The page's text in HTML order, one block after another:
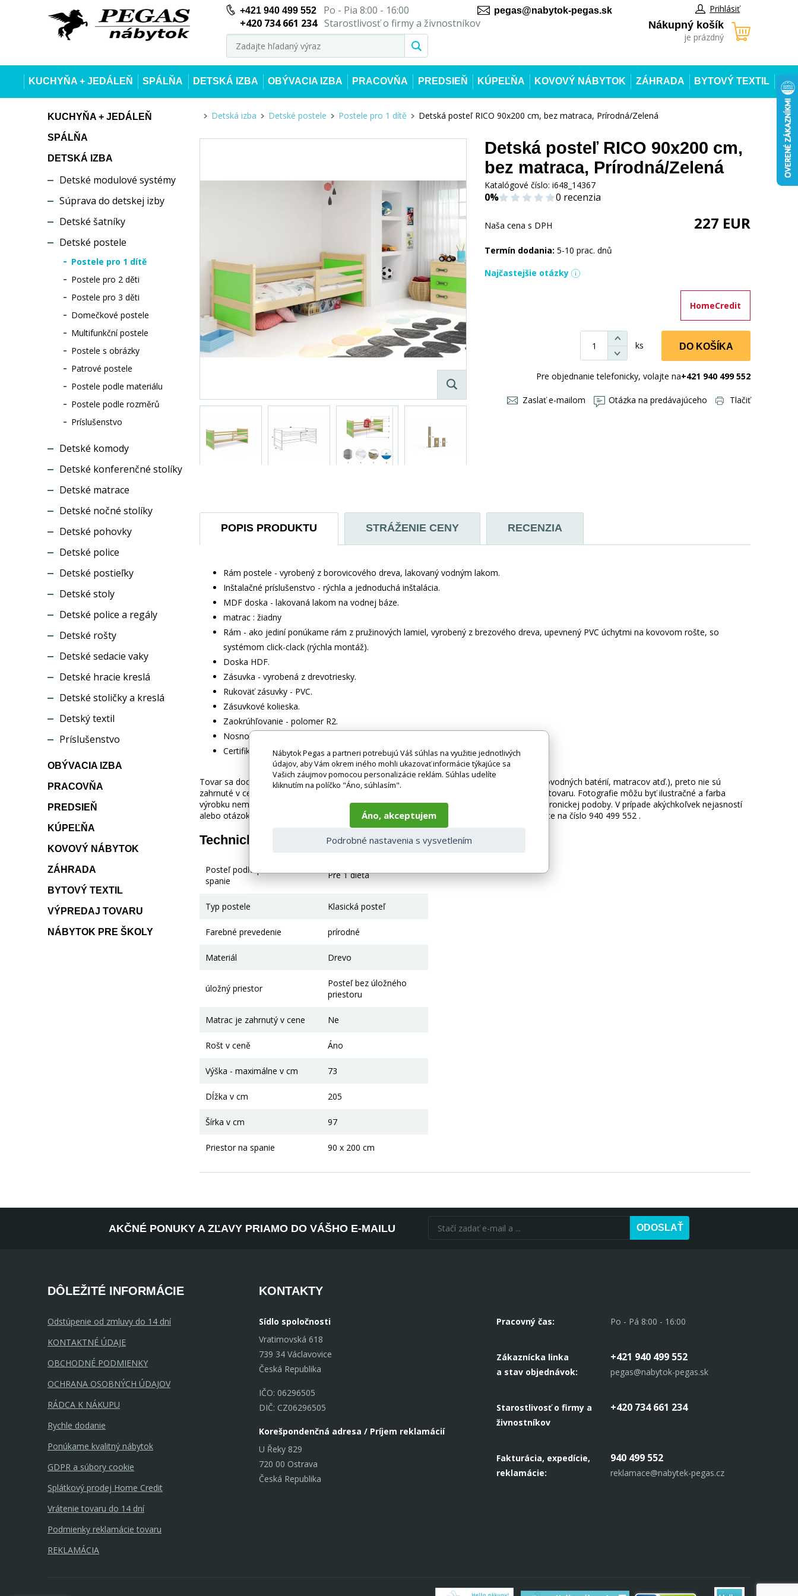
+421 940 499 552
Po - Pia 8:00 - 16:00
+420 734 661 234 Starostlivosť o firmy a živnostníkov
pegas@nabytok-pegas.sk Prihlásiť
Nákupný košík
je prázdný
KUCHYŇA + JEDÁLEŇ SPÁLŇA DETSKÁ IZBA OBÝVACIA IZBA PRACOVŇA PREDSIEŇ KÚPEĽŇA KOVOVÝ NÁBYTOK ZÁHRADA BYTOVÝ TEXTIL
KUCHYŇA + JEDÁLEŇ
SPÁLŇA
DETSKÁ IZBA
Detské modulové systémy
Súprava do detskej izby
Detské šatníky
Detské postele
Postele pro 1 dítě
Postele pro 2 děti
Postele pro 3 děti
Domečkové postele
Multifunkční postele
Postele s obrázky
Patrové postele
Postele podle materiálu
Postele podle rozměrů
Príslušenstvo
Detské komody
Detské konferenčné stolíky
Detské matrace
Detské nočné stolíky
Detské pohovky
Detské police
Detské postieľky
Detské stoly
Detské police a regály
Detské rošty
Detské sedacie vaky
Detské hracie kreslá
Detské stoličky a kreslá
Detský textil
Príslušenstvo
OBÝVACIA IZBA
PRACOVŇA
PREDSIEŇ
KÚPEĽŇA
KOVOVÝ NÁBYTOK
ZÁHRADA
BYTOVÝ TEXTIL
VÝPREDAJ TOVARU
NÁBYTOK PRE ŠKOLY
Detská izba Detské postele Postele pro 1 dítě Detská posteľ RICO 90x200 cm, bez matraca, Prírodná/Zelená
Detská posteľ RICO 90x200 cm,
bez matraca, Prírodná/Zelená
Katalógové číslo: i648_14367
0% 0 recenzia
Naša cena s DPH 227 EUR
Termín dodania: 5-10 prac. dnů
Najčastejšie otázky
HomeCredit
ks DO KOŠÍKA
Pre objednanie telefonicky, volajte na+421 940 499 552
Zaslať e-mailom Otázka na predávajúceho Tlačiť
POPIS PRODUKTU STRÁŽENIE CENY RECENZIA
Rám postele - vyrobený z borovicového dreva, lakovaný vodným lakom.
Inštalačné príslušenstvo - rýchla a jednoduchá inštalácia.
MDF doska - lakovaná lakom na vodnej báze.
matrac : žiadny
Rám - ako jediní ponúkame rám z pružinových lamiel, vyrobený z brezového dreva, upevnený PVC úchytmi na kovovom rošte, so
systémom click-clack (rýchla montáž).
Doska HDF.
Zásuvka - vyrobená z drevotriesky.
Rukoväť zásuvky - PVC.
Zásuvkové kolieska.
Zaokrúhľovanie - polomer R2.
Nosnosť - 100 kg.
Certifikovaná posteľ - kvalita a bezpečnosť podľa noriem TUV.
Tovar sa dodáva bez príslušenstva a dekorácií (napr. textilných doplnkov, spotrebičov, vodovodných batérií, matracov atď.), preto nie sú
zahrnuté v cene. Tovar sa zvyčajne dodáva v demontovanom stave v závislosti od povahy tovaru. Fotografie môžu byť ilustračné a farba
výrobku nemusí zodpovedať skutočnosti z dôvodu nastavenia monitora a prevodu do elektronickej podoby. V prípade akýchkoľvek nejasností
alebo otázok kontaktujte naše klientske centrum: pegas@nabytok-pegas.sk , alebo zavolajte na číslo 940 499 552 .
Technické parametre
Posteľ podľa počtu miest na
spanie
Pre 1 dieťa
Typ postele Klasická posteľ
Farebné prevedenie prírodné
Materiál Drevo
úložný priestor
Posteľ bez úložného
priestoru
Matrac je zahrnutý v cene Ne
Rošt v ceně Áno
Výška - maximálne v cm 73
Dĺžka v cm 205
Šírka v cm 97
Priestor na spanie 90 x 200 cm
AKČNÉ PONUKY A ZĽAVY PRIAMO DO VÁŠHO E-MAILU ODOSLAŤ
DÔLEŽITÉ INFORMÁCIE
Odstúpenie od zmluvy do 14 dní
KONTAKTNÉ ÚDAJE
OBCHODNÉ PODMIENKY
OCHRANA OSOBNÝCH ÚDAJOV
RÁDCA K NÁKUPU
Rychle dodanie
Ponúkame kvalitný nábytok
GDPR a súbory cookie
Splátkový prodej Home Credit
Vrátenie tovaru do 14 dní
Podmienky reklamácie tovaru
REKLAMÁCIA
KONTAKTY
Sídlo spoločnosti
Vratimovská 618
739 34 Václavovice
Česká Republika
IČO: 06296505
DIČ: CZ06296505
Korešpondenčná adresa / Príjem reklamácií
U Řeky 829
720 00 Ostrava
Česká Republika
Pracovný čas: Po - Pá 8:00 - 16:00
Zákaznícka linka
a stav objednávok:
+421 940 499 552
pegas@nabytok-pegas.sk
Starostlivosť o firmy a
živnostníkov
+420 734 661 234
Fakturácia, expedície,
reklamácie:
940 499 552
reklamace@nabytek-pegas.cz
Nábytok Pegas a partneri potrebujú Váš súhlas na využitie jednotlivých
údajov, aby Vám okrem iného mohli ukazovať informácie týkajúce sa
Vašich záujmov pomocou personalizácie reklám. Súhlas udelíte
kliknutím na políčko "Áno, súhlasím".
Áno, akceptujem
Podrobné nastavenia s vysvetlením